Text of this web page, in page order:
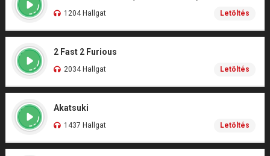
1204 Hallgat Letöltés
2 Fast 2 Furious
2034 Hallgat Letöltés
Akatsuki
1437 Hallgat Letöltés